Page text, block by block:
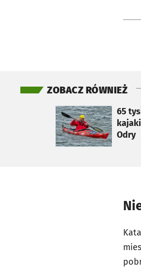
ZOBACZ RÓWNIEŻ
65
Odry
otworzy się w nowej